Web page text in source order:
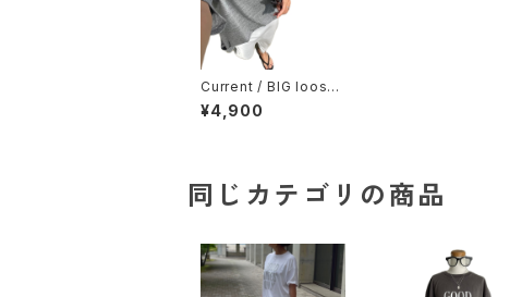
Current / BIG loose
TEE
¥4,900
同じカテゴリの商品